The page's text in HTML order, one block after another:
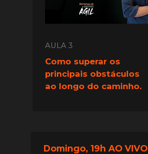
AULA 3
Domingo, 19h AO VIVO
Como superar os
principais obstáculos
ao longo do caminho.